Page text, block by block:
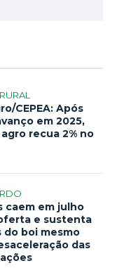
CEPEA: Após
em 2025,
agro recua 2% no
caem em julho
e sustenta
do boi mesmo
das